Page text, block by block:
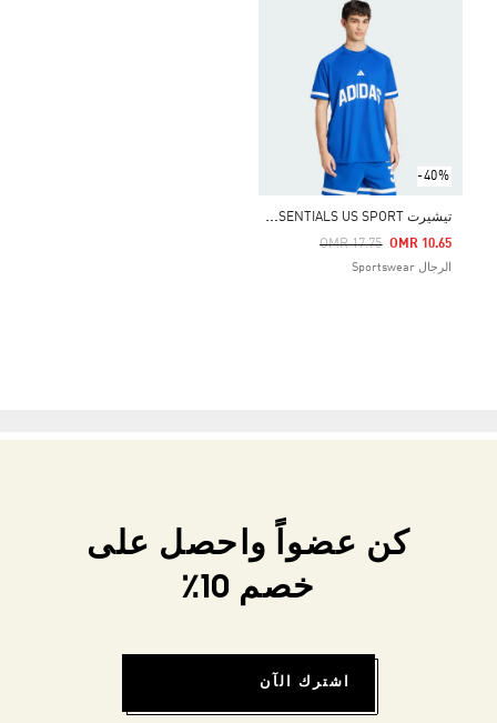
-40%
ت
يشيرت SEASONAL ESSENTIALS US SPORT
Price Reduced From
OMR 17.75
To OMR 10.65
الرجال Sportswear
كن عضواً واحصل على
خصم 10٪
اشترك الآن